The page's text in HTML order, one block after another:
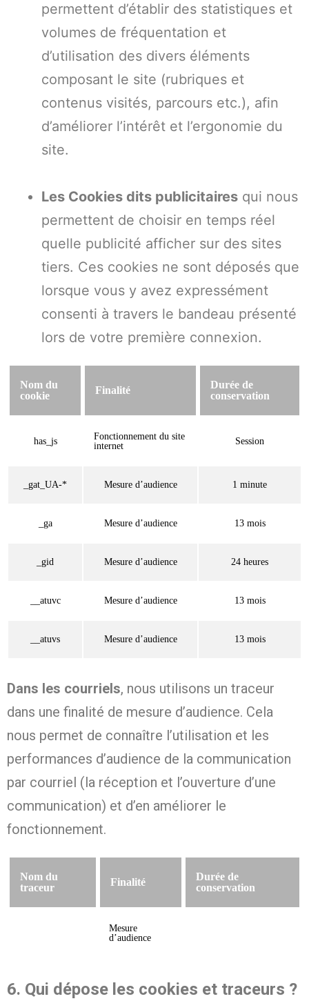
permettent d’établir des statistiques et
volumes de fréquentation et
d’utilisation des divers éléments
composant le site (rubriques et
contenus visités, parcours etc.), afin
d’améliorer l’intérêt et l’ergonomie du
site.
Les Cookies dits publicitaires qui nous
permettent de choisir en temps réel
quelle publicité afficher sur des sites
tiers. Ces cookies ne sont déposés que
lorsque vous y avez expressément
consenti à travers le bandeau présenté
lors de votre première connexion.
Nom du
cookie
Finalité
Durée de
conservation
has_js
Fonctionnement du site
internet
Session
_gat_UA-* Mesure d’audience 1 minute
_ga Mesure d’audience 13 mois
_gid Mesure d’audience 24 heures
__atuvc Mesure d’audience 13 mois
__atuvs Mesure d’audience 13 mois
Dans les courriels, nous utilisons un traceur
dans une finalité de mesure d’audience. Cela
nous permet de connaître l’utilisation et les
performances d’audience de la communication
par courriel (la réception et l’ouverture d’une
communication) et d’en améliorer le
fonctionnement.
Nom du
traceur
Finalité
Durée de
conservation
Mesure
d’audience
6. Qui dépose les cookies et traceurs ?